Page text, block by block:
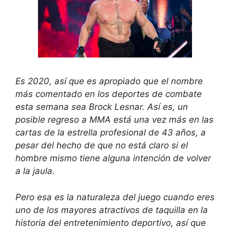
Es 2020, así que es apropiado que el nombre
más comentado en los deportes de combate
esta semana sea Brock Lesnar. Así es, un
posible regreso a MMA está una vez más en las
cartas de la estrella profesional de 43 años, a
pesar del hecho de que no está claro si el
hombre mismo tiene alguna intención de volver
a la jaula.
Pero esa es la naturaleza del juego cuando eres
uno de los mayores atractivos de taquilla en la
historia del entretenimiento deportivo, así que